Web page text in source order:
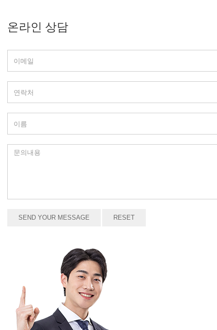
온라인 상담
SEND YOUR MESSAGE RESET